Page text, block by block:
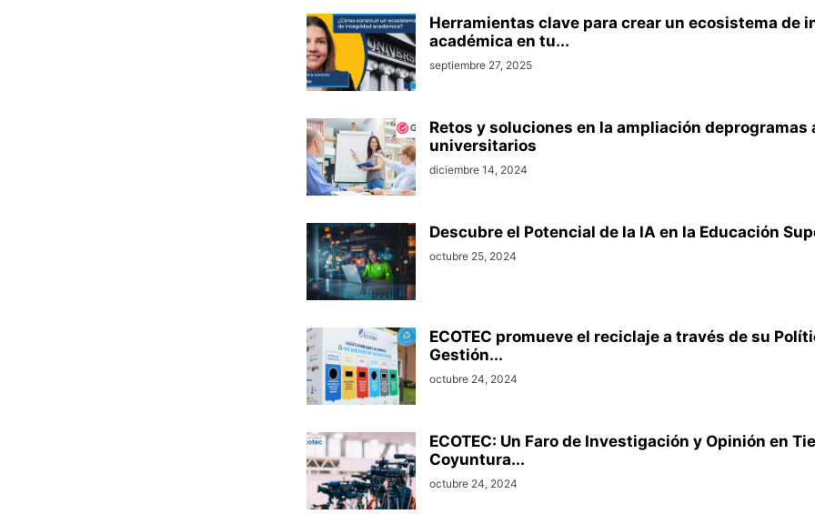
Herramientas clave para crear un ecosistema de
académica en tu...
septiembre 27, 2025
Retos y soluciones en la ampliación deprogramas
universitarios
diciembre 14, 2024
Descubre el Potencial de la IA en la Educación
octubre 25, 2024
ECOTEC promueve el reciclaje a través de su
Gestión...
octubre 24, 2024
ECOTEC: Un Faro de Investigación y Opinión en
Coyuntura...
octubre 24, 2024